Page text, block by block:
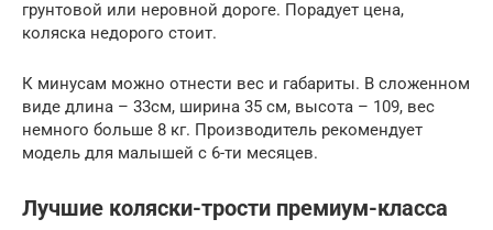
грунтовой или неровной дороге. Порадует цена,
коляска недорого стоит.
К минусам можно отнести вес и габариты. В сложенном
виде длина – 33см, ширина 35 см, высота – 109, вес
немного больше 8 кг. Производитель рекомендует
модель для малышей с 6-ти месяцев.
Лучшие коляски-трости премиум-класса